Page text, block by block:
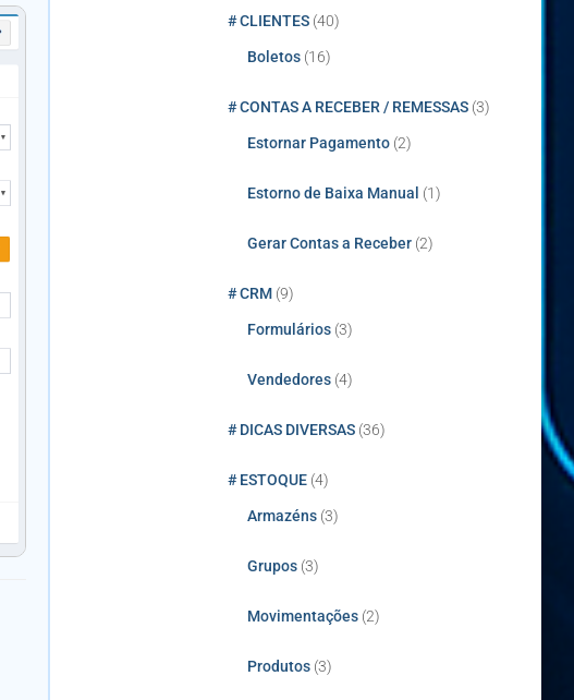
# CLIENTES (40)
Boletos (16)
# CONTAS A RECEBER / REMESSAS (3)
Estornar Pagamento (2)
Estorno de Baixa Manual (1)
Gerar Contas a Receber (2)
# CRM (9)
Formulários (3)
Vendedores (4)
# DICAS DIVERSAS (36)
# ESTOQUE (4)
Armazéns (3)
Grupos (3)
Movimentações (2)
Produtos (3)